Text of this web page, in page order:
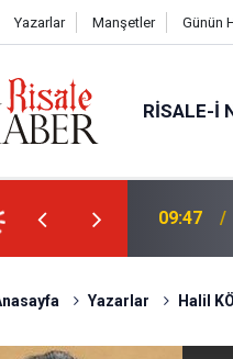
Yazarlar Manşetler Günün
RISALE-I
bir mesele! 09:23
Yazarlar Halil